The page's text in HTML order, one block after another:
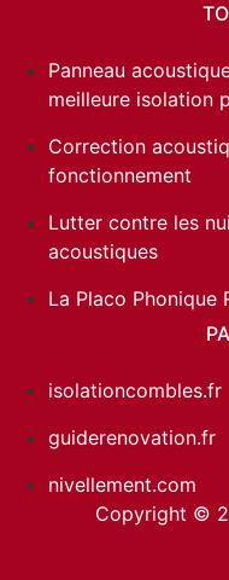
Panneau
meilleure isolation
Correction
fonctionnement
Lutter contre les
acoustiques
La Placo Phonique
isolationcombles.fr
guiderenovation.fr
nivellement.com
Copyright ©